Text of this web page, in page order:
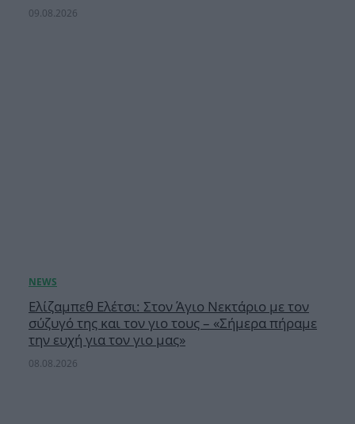
09.08.2026
Ελίζαμπεθ Ελέτσι: Στον Άγιο Νεκτάριο με τον
σύζυγό της και τον γιο τους – «Σήμερα πήραμε
την ευχή για τον γιο μας»
08.08.2026